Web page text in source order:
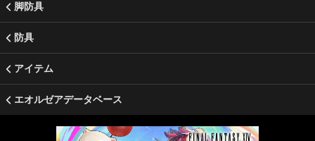
脚防具
防具
アイテム
エオルゼアデータベース